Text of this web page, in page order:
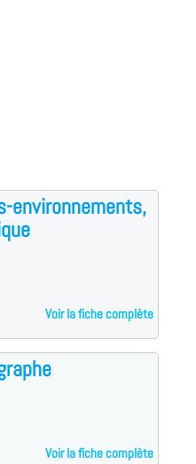
environnements,
Voir la fiche complète
Voir la fiche complète